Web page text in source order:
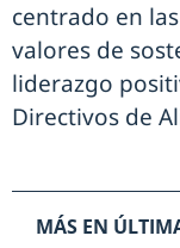
centrado en
valores de
liderazgo
Directivos de
MÁS EN